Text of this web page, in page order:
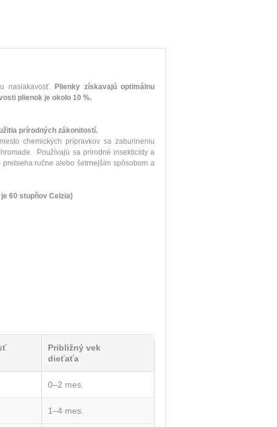
nasiakavosť. Plienky získavajú optimálnu
plienok je okolo 10 %.
prírodných zákonitostí.
chemických prípravkov sa zaburineniu
Používajú sa prírodné insekticídy a
ručne alebo šetrnejším spôsobom a
60 stupňov Celzia)
Približný vek
dieťaťa
0–2 mes.
1–4 mes.